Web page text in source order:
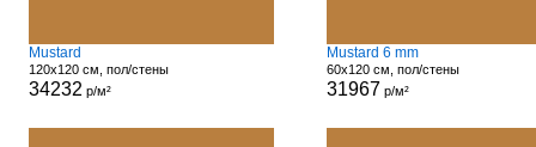
Mustard
120x120 см, пол/стены
34232 р/м²
Mustard 6 mm
60x120 см, пол/стены
31967 р/м²